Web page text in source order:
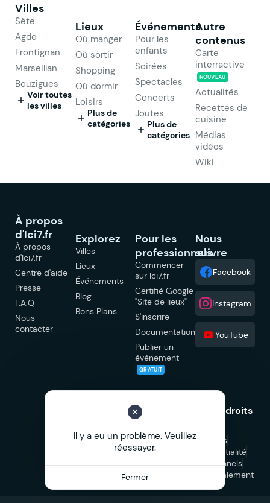
Villes
Sète
Agde
Frontignan
Marseillan
Bouzigues
Voir toutes
les villes
Lieux
Où manger
Où sortir
Shopping
Où dormir
Loisirs
Plus de
catégories
Événements
Pour les
enfants
Soirées
Spectacles
Concerts
Joutes
Plus de
catégories
Autre
contenus
Carte
interractive
NOUVEAU
Actualités
Recettes de
cuisine
Médias
vidéos
Wiki
À propos
d'Ici7.fr
À propos
d'Ici7.fr
Centre d'aide
Presse
F.A.Q
Nous
contacter
Explorez
Villes
Lieux
Événements
Blog
Bons Plans
Pour les
professionnels
Commencer
sur Ici7.fr
Certifié Google
"Site de lieux"
S'inscrire
Documentation
Publier un
événement
GRATUIT
Nous
suivre
Facebook
Instagram
YouTube
© 2026 Ici7.fr Tous droits
Mentions légales
Politique de confidentialité
CGUCGV Professionnels
CGV Marketplace
Signalement
Il y a eu un problème. Veuillez
réessayer.
Fermer